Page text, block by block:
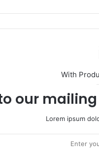
With
our
Lorem ipsum